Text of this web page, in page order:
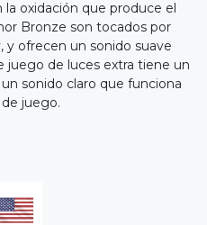
oxidación que produce el
Bronze son tocados por
ofrecen un sonido suave
juego de luces extra tiene un
sonido claro que funciona
juego.